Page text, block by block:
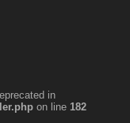
in
on line 182